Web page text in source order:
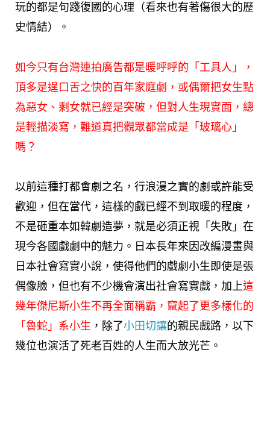
玩的都是句踐復國的心理（看來也有著傷很大的歷
史情結）。
如今只有台灣連拍廣告都是暖呼呼的「工具人」，
頂多是逞口舌之快的百年家庭劇，或偶爾把女生點
為惡女、剩女就已經是突破，但對人生現實面，總
是輕描淡寫，難道真把觀眾都當成是「玻璃心」
嗎？
以前這種打都會劇之名，行浪漫之實的劇或許能受
歡迎，但在當代，這樣的戲已經不到取暖的程度，
不是砸重本如韓劇造夢，就是必須正視「失敗」在
現今各國戲劇中的魅力。日本長年來因改編漫畫與
日本社會寫實小說，使得他們的戲劇小生即使是張
偶像臉，但也有不少機會演出社會寫實戲，加上這
幾年傑尼斯小生不再全面稱霸，竄起了更多樣化的
「魯蛇」系小生 ，除了小田切讓的親民戲路，以下
幾位也演活了死老百姓的人生而大放光芒。